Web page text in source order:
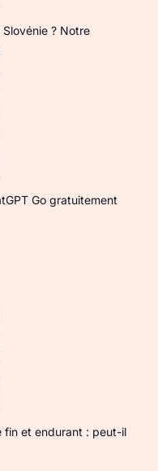
? Notre
Go gratuitement
fin et endurant : peut-il